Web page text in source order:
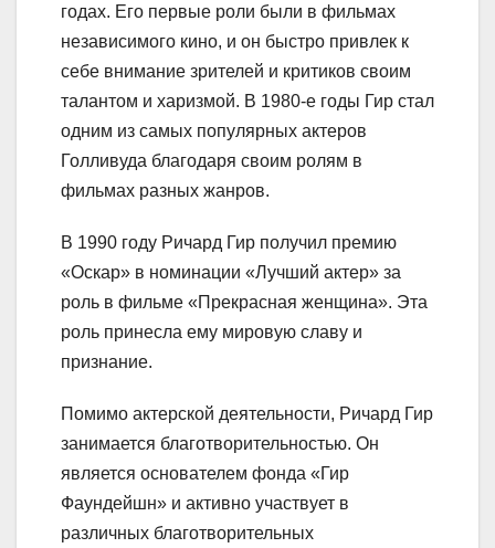
годах. Его первые роли были в фильмах
независимого кино, и он быстро привлек к
себе внимание зрителей и критиков своим
талантом и харизмой. В 1980-е годы Гир стал
одним из самых популярных актеров
Голливуда благодаря своим ролям в
фильмах разных жанров.
В 1990 году Ричард Гир получил премию
«Оскар» в номинации «Лучший актер» за
роль в фильме «Прекрасная женщина». Эта
роль принесла ему мировую славу и
признание.
Помимо актерской деятельности, Ричард Гир
занимается благотворительностью. Он
является основателем фонда «Гир
Фаундейшн» и активно участвует в
различных благотворительных